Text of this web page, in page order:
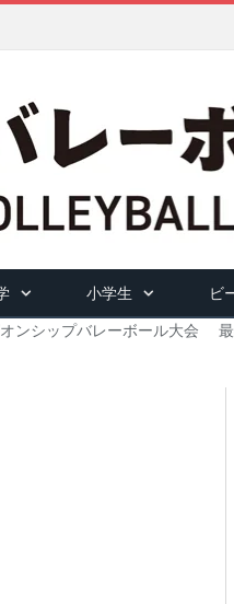
小学生 ビ
ンシップバレーボール大会